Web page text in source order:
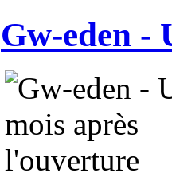
Gw-eden -